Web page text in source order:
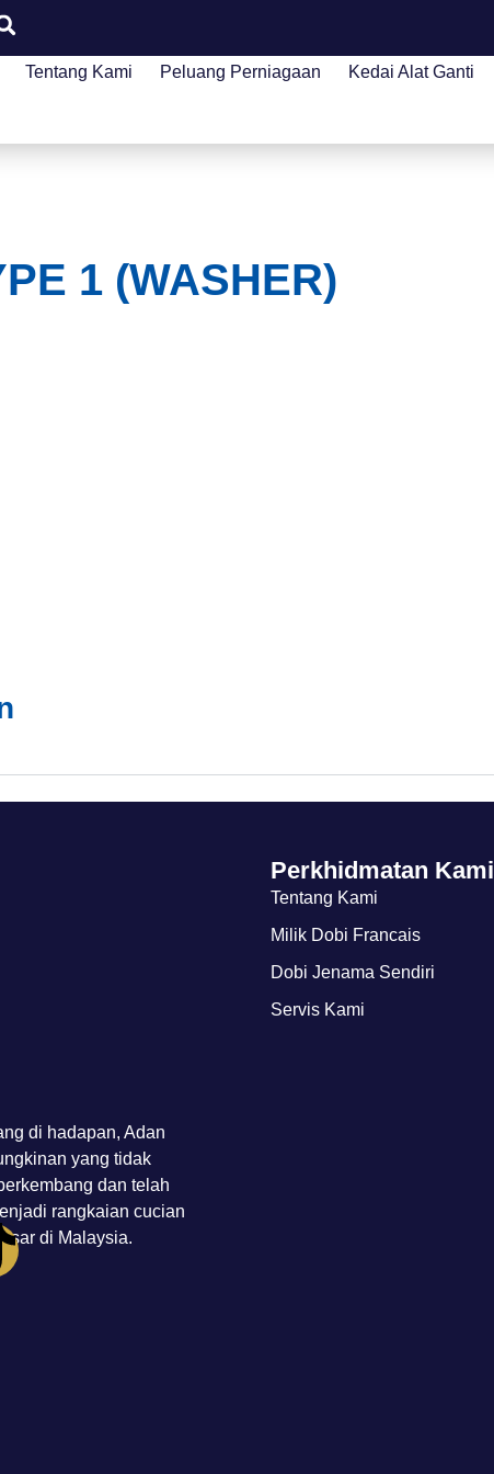
Tentang Kami Peluang Perniagaan Kedai Alat Ganti
1 (WASHER)
di hadapan, Adan
yang tidak
dan telah
rangkaian cucian
di Malaysia.
Perkhidmatan Kami
Tentang Kami
Milik Dobi Francais
Dobi Jenama Sendiri
Servis Kami